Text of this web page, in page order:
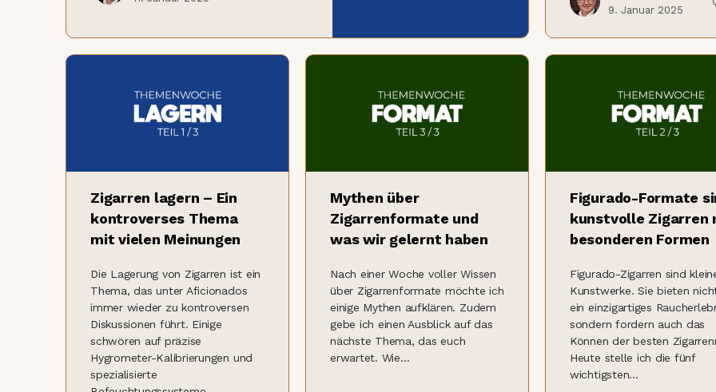
9. Januar 2025
Zigarren lagern – Ein
kontroverses Thema
mit vielen Meinungen
Die Lagerung von Zigarren ist ein
Thema, das unter Aficionados
immer wieder zu kontroversen
Diskussionen führt. Einige
schwören auf präzise
Hygrometer-Kalibrierungen und
spezialisierte
Mythen über
Zigarrenformate und
was wir gelernt haben
Nach einer Woche voller Wissen
über Zigarrenformate möchte ich
einige Mythen aufklären. Zudem
gebe ich einen Ausblick auf das
nächste Thema, das euch
erwartet. Wie…
Figurado-Formate
kunstvolle Zigarren
besonderen Formen
Figurado-Zigarren sind
Kunstwerke. Sie bieten
ein einzigartiges
sondern fordern auch das
Können der besten
Heute stelle ich die fünf
wichtigsten…